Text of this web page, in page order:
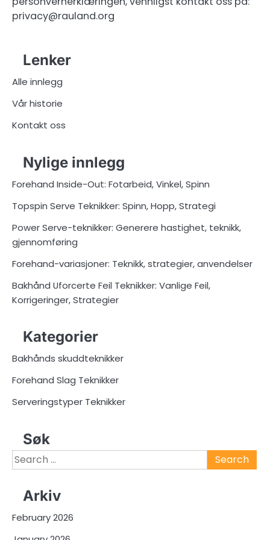
privacy@rauland.org
Lenker
Alle innlegg
Vår historie
Kontakt oss
Nylige innlegg
Forehand Inside-Out: Fotarbeid, Vinkel, Spinn
Topspin Serve Teknikker: Spinn, Hopp, Strategi
Power Serve-teknikker: Generere hastighet, teknikk,
gjennomføring
Forehand-variasjoner: Teknikk, strategier, anvendelser
Bakhånd Uforcerte Feil Teknikker: Vanlige Feil,
Korrigeringer, Strategier
Kategorier
Bakhånds skuddteknikker
Forehand Slag Teknikker
Serveringstyper Teknikker
Søk
Search
for:
Arkiv
February 2026